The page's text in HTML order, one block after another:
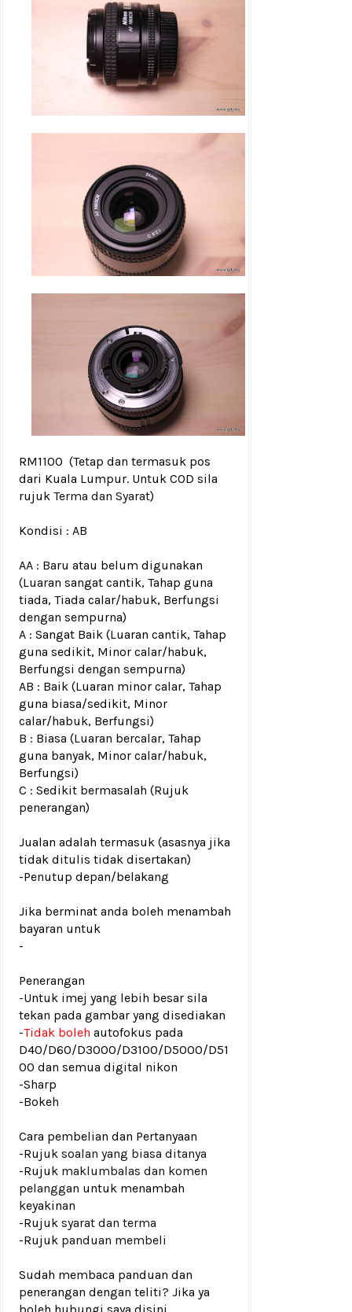
RM1100 (Tetap dan termasuk pos
dari Kuala Lumpur. Untuk COD sila
rujuk Terma dan Syarat)
Kondisi : AB
AA : Baru atau belum digunakan
(Luaran sangat cantik, Tahap guna
tiada, Tiada calar/habuk, Berfungsi
dengan sempurna)
A : Sangat Baik (Luaran cantik, Tahap
guna sedikit, Minor calar/habuk,
Berfungsi dengan sempurna)
AB : Baik (Luaran minor calar, Tahap
guna biasa/sedikit, Minor
calar/habuk, Berfungsi)
B : Biasa (Luaran bercalar, Tahap
guna banyak, Minor calar/habuk,
Berfungsi)
C : Sedikit bermasalah (Rujuk
penerangan)
Jualan adalah termasuk (asasnya jika
tidak ditulis tidak disertakan)
-Penutup depan/belakang
Jika berminat anda boleh menambah
bayaran untuk
-
Penerangan
-Untuk imej yang lebih besar sila
tekan pada gambar yang disediakan
-Tidak boleh autofokus pada
D40/D60/D3000/D3100/D5000/D51
00 dan semua digital nikon
-Sharp
-Bokeh
Cara pembelian dan Pertanyaan
-Rujuk soalan yang biasa ditanya
-Rujuk maklumbalas dan komen
pelanggan untuk menambah
keyakinan
-Rujuk syarat dan terma
-Rujuk panduan membeli
Sudah membaca panduan dan
penerangan dengan teliti? Jika ya